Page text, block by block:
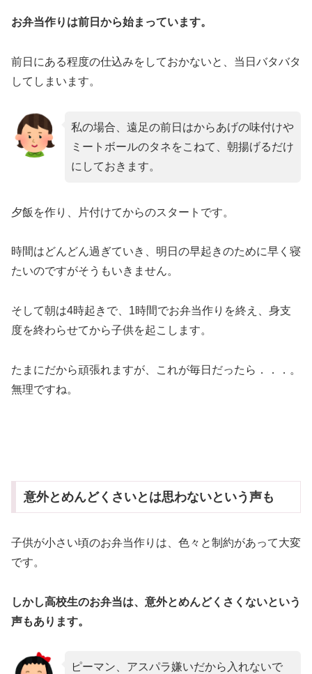
お弁当作りは前日から始まっています。
前日にある程度の仕込みをしておかないと、当日バタバタ
してしまいます。
私の場合、遠足の前日はからあげの味付けや
ミートボールのタネをこねて、朝揚げるだけ
にしておきます。
夕飯を作り、片付けてからのスタートです。
時間はどんどん過ぎていき、明日の早起きのために早く寝
たいのですがそうもいきません。
そして朝は4時起きで、1時間でお弁当作りを終え、身支
度を終わらせてから子供を起こします。
たまにだから頑張れますが、これが毎日だったら．．．。
無理ですね。
意外とめんどくさいとは思わないという声も
子供が小さい頃のお弁当作りは、色々と制約があって大変
です。
しかし高校生のお弁当は、意外とめんどくさくないという
声もあります。
ピーマン、アスパラ嫌いだから入れないで